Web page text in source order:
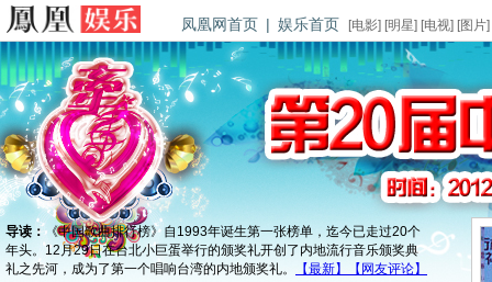
凤凰网首页 | 娱乐首页 [电影] [明星] [电视] [图片]
导读： 《中国歌曲排行榜》自1993年诞生第一张榜单，迄今已走过20个
年头。12月29日在台北小巨蛋举行的颁奖礼开创了内地流行音乐颁奖典
礼之先河，成为了第一个唱响台湾的内地颁奖礼。
【最新】 【网友评论】